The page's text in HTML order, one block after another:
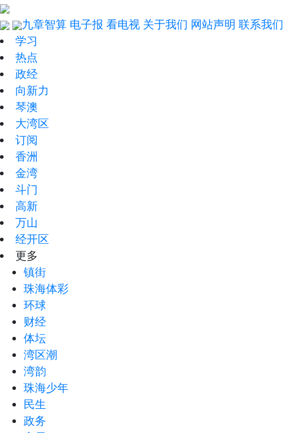
九章智算 电子报 看电视 关于我们 网站声明 联系我们
学习
热点
政经
向新力
琴澳
大湾区
订阅
香洲
金湾
斗门
高新
万山
经开区
更多
镇街
珠海体彩
环球
财经
体坛
湾区潮
湾韵
珠海少年
民生
政务